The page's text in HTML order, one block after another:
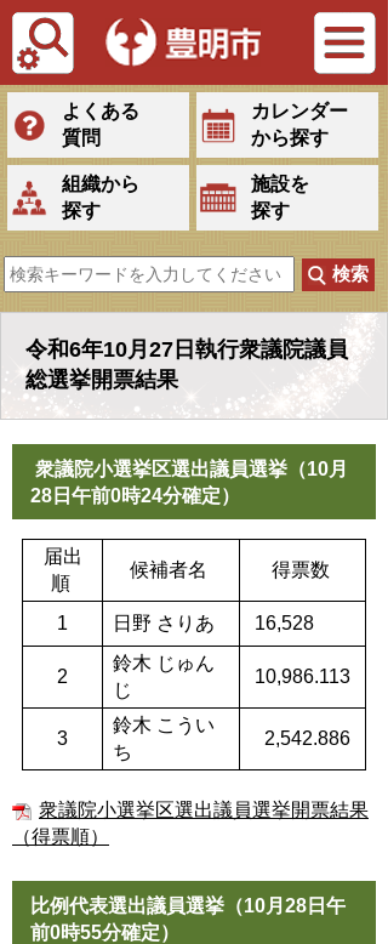
Tiếng Việt
よくある
質問
カレンダー
から探す
組織から
探す
施設を
探す
令和6年10月27日執行衆議院議員
総選挙開票結果
衆議院小選挙区選出議員選挙（10月
28日午前0時24分確定）
届出
順
候補者名 得票数
1 日野 さりあ 16,528
2
鈴木 じゅん
じ
10,986.113
3
鈴木 こうい
ち
2,542.886
衆議院小選挙区選出議員選挙開票結果
（得票順）
比例代表選出議員選挙（10月28日午
前0時55分確定）